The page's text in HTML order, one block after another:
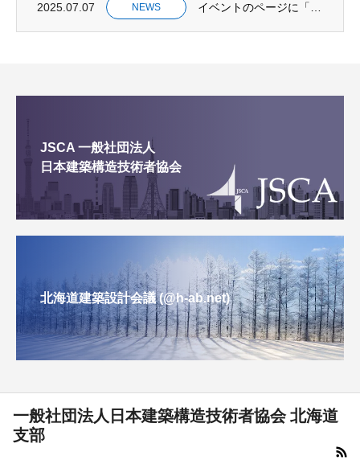
2025.07.07 NEWS
JSCA 一般社団法人
日本建築構造技術者協会
北海道建築設計会議 (@h-ab.net)
一般社団法人日本建築構造技術者協会 北海道
支部